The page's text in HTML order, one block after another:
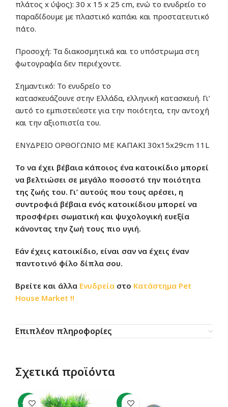
πλάτος x ύψος): 30 x 15 x 25 cm, ενώ το ενυδρείο το
παραδίδουμε με πλαστικό καπάκι και προστατευτικό
πάτο.
Προσοχή: Τα διακοσμητικά και το υπόστρωμαστη
φωτογραφίαδεν περιέχοντε.
Σημαντικό: Το ενυδρείο το
κατασκευάζουνε στην Ελλάδα, ελληνική κατασκευή. Γι’
αυτό το εμπιστεύεστε για την ποιότητα, την αντοχή
και την αξιοπιστία του.
ΕΝΥΔΡΕΙΟ ΟΡΘΟΓΩΝΙΟ ΜΕ ΚΑΠΑΚΙ 30x15x29cm 11L
Το να έχει βέβαια κάποιος ένα κατοικίδιο μπορεί
να βελτιώσει σε μεγάλο ποσοστό την ποιότητα
της ζωής του. Γι’ αυτούς που τους αρέσει, η
συντροφιά βέβαια ενός κατοικίδιου μπορεί να
προσφέρει σωματική και ψυχολογική ευεξία
κάνοντας την ζωή τους πιο υγιή.
Εάν έχεις κατοικίδιο, είναι σαν να έχεις έναν
παντοτινό φίλο δίπλα σου.
Βρείτε και άλλα Ενυδρεία στο Κατάστημα Pet
House Market !!
Επιπλέον πληροφορίες
Σχετικά προϊόντα
-15% -7%